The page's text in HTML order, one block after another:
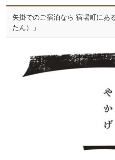
矢掛でのご宿泊なら 宿場町にあ
たん）」